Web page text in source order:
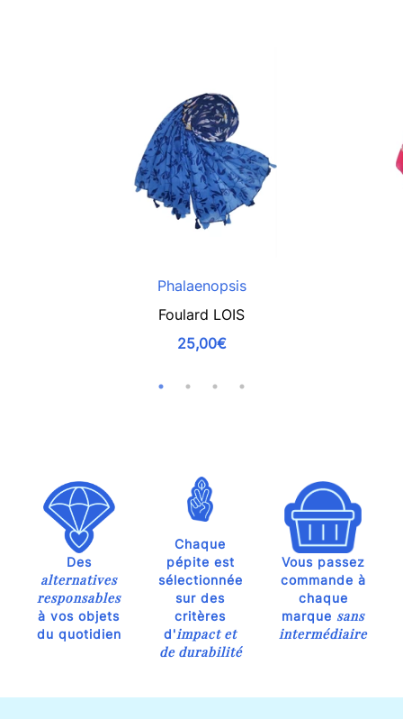
Phalaenopsis
Foulard LOIS
25,00€
Des
alternatives
responsables
à vos objets
du quotidien
Chaque
pépite est
sélectionnée
sur des
critères
d'impact et
de durabilité
Vous passez
commande à
chaque
marque sans
intermédiaire